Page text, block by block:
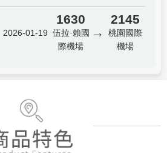
2026-01-19
1630
伍拉·賴國
際機場
→
2145
桃園國際
機場